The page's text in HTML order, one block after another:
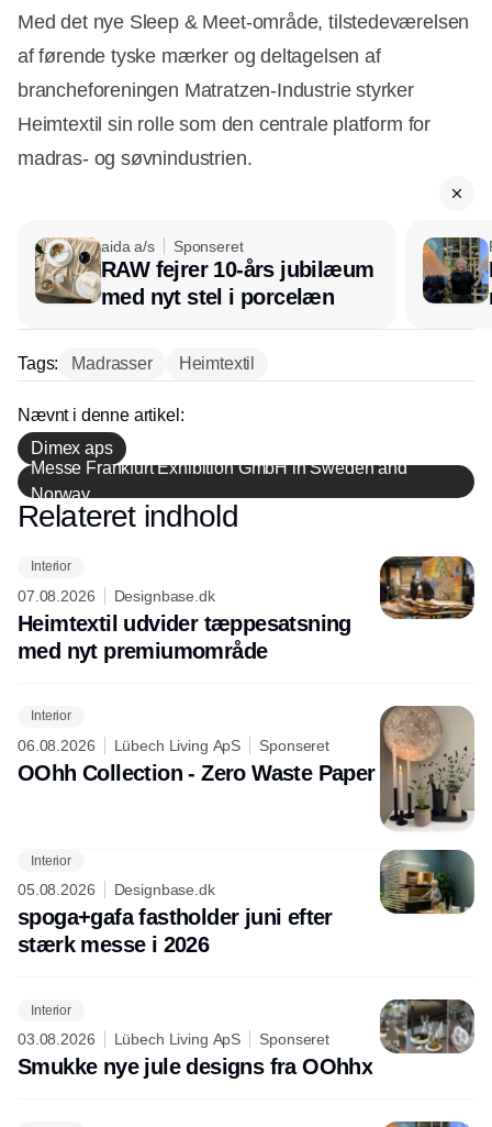
Med det nye Sleep & Meet-område, tilstedeværelsen
af førende tyske mærker og deltagelsen af
brancheforeningen Matratzen-Industrie styrker
Heimtextil sin rolle som den centrale platform for
madras- og søvnindustrien.
aida a/s Sponseret
RAW fejrer 10-års jubilæum
med nyt stel i porcelæn
Tags: Madrasser Heimtextil
Nævnt i denne artikel:
Dimex aps
Messe Frankfurt Exhibition GmbH in Sweden and
Norway
Annonce
Relateret indhold
Interior
07.08.2026 Designbase.dk
Heimtextil udvider tæppesatsning
med nyt premiumområde
Interior
06.08.2026 Lübech Living ApS Sponseret
OOhh Collection - Zero Waste Paper
Interior
05.08.2026 Designbase.dk
spoga+gafa fastholder juni efter
stærk messe i 2026
Interior
03.08.2026 Lübech Living ApS Sponseret
Smukke nye jule designs fra OOhhx